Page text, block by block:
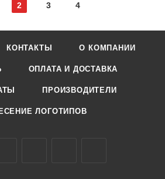
2 3 4
КОНТАКТЫ О КОМПАНИИ
ОПЛАТА И ДОСТАВКА
ПРОИЗВОДИТЕЛИ
ЛОГОТИПОВ